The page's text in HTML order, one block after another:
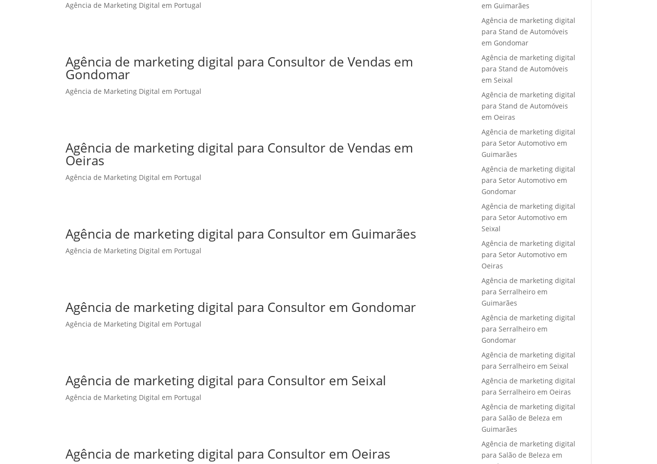
Agência de Marketing Digital em Portugal
Agência de marketing digital para Consultor de Vendas em
Gondomar
Agência de Marketing Digital em Portugal
Agência de marketing digital para Consultor de Vendas em
Oeiras
Agência de Marketing Digital em Portugal
Agência de marketing digital para Consultor em Guimarães
Agência de Marketing Digital em Portugal
Agência de marketing digital para Consultor em Gondomar
Agência de Marketing Digital em Portugal
Agência de marketing digital para Consultor em Seixal
Agência de Marketing Digital em Portugal
Agência de marketing digital para Consultor em Oeiras
em Guimarães
Agência de marketing digital
para Stand de Automóveis
em Gondomar
Agência de marketing digital
para Stand de Automóveis
em Seixal
Agência de marketing digital
para Stand de Automóveis
em Oeiras
Agência de marketing digital
para Setor Automotivo em
Guimarães
Agência de marketing digital
para Setor Automotivo em
Gondomar
Agência de marketing digital
para Setor Automotivo em
Seixal
Agência de marketing digital
para Setor Automotivo em
Oeiras
Agência de marketing digital
para Serralheiro em
Guimarães
Agência de marketing digital
para Serralheiro em
Gondomar
Agência de marketing digital
para Serralheiro em Seixal
Agência de marketing digital
para Serralheiro em Oeiras
Agência de marketing digital
para Salão de Beleza em
Guimarães
Agência de marketing digital
para Salão de Beleza em